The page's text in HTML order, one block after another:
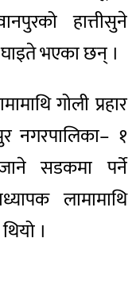
हात्तीसुने
घाइते भएका छन् ।
गोली प्रहार
नगरपालिका– १
सडकमा पर्ने
लामामाथि
।